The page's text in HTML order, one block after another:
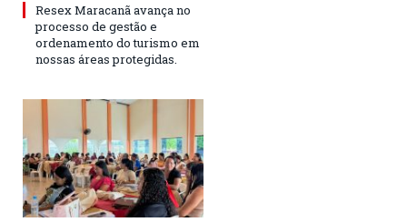
Resex Maracanã avança no
processo de gestão e
ordenamento do turismo em
nossas áreas protegidas.